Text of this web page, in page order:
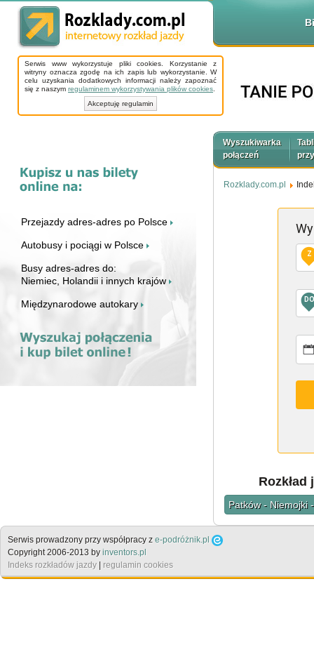
Serwis www wykorzystuje pliki cookies. Korzystanie z
witryny oznacza zgodę na ich zapis lub wykorzystanie. W
celu uzyskania dodatkowych informacji należy zapoznać
się z naszym regulaminem wykorzystywania plików cookies
Akceptuję regulamin
Przejazdy adres-adres po Polsce
Autobusy i pociągi w Polsce
Busy adres-adres do:
Niemiec, Holandii i innych krajów
Międzynarodowe autokary
Wyszukiwarka
połączeń
Rozklady.com.pl
Z
DO
Patków - Niemojki
Serwis prowadzony przy współpracy z e-podróżnik.pl
Copyright 2006-2013 by inventors.pl
Indeks rozkładów jazdy | regulamin cookies